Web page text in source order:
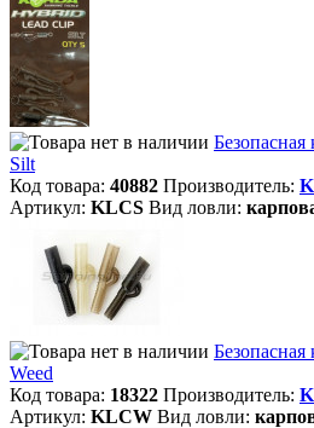
Silt
Код товара: 40882 Производитель:
Артикул: KLCS Вид ловли:
Weed
Код товара: 18322 Производитель:
Артикул: KLCW Вид ловли: